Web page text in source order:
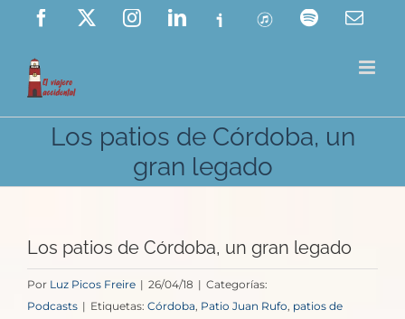
Saltar
contenido
Facebook InstagramLinkedIn
Ivoox ITunes Spotify
Los patios de Córdoba, un
gran legado
Los patios de Córdoba, un gran legado
Por Luz Picos Freire | 26/04/18 | Categorías:
Podcasts | Etiquetas: Córdoba, Patio Juan Rufo patios de